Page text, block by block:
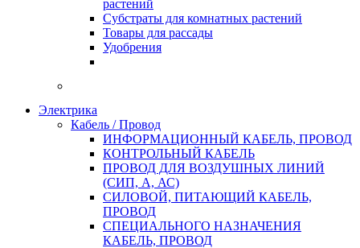
растений
Субстраты для комнатных растений
Товары для рассады
Удобрения
Электрика
Кабель / Провод
ИНФОРМАЦИОННЫЙ КАБЕЛЬ, ПРОВОД
КОНТРОЛЬНЫЙ КАБЕЛЬ
ПРОВОД ДЛЯ ВОЗДУШНЫХ ЛИНИЙ
(СИП, А, АС)
СИЛОВОЙ, ПИТАЮЩИЙ КАБЕЛЬ,
ПРОВОД
СПЕЦИАЛЬНОГО НАЗНАЧЕНИЯ
КАБЕЛЬ, ПРОВОД